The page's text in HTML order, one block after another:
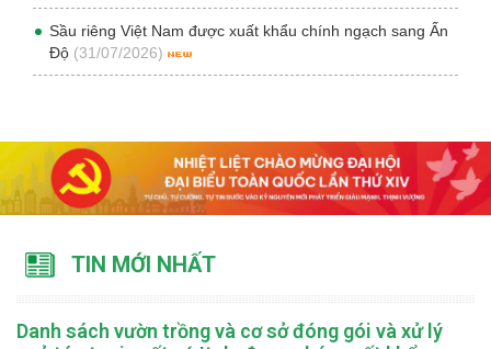
Sầu riêng Việt Nam được xuất khẩu chính ngạch sang Ấn
Độ (31/07/2026)
TIN MỚI NHẤT
Danh sách vườn trồng và cơ sở đóng gói và xử lý